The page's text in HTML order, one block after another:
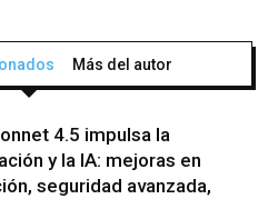
Más del autor
4.5 impulsa la
y la IA: mejoras en
seguridad avanzada,